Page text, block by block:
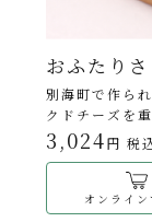
おふたり
別海町で作ら
クドチーズを
3,024円 税
オンライン